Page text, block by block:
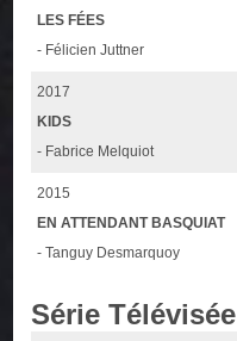
LES FÉES
- Félicien Juttner
2017
KIDS
- Fabrice Melquiot
2015
EN ATTENDANT BASQUIAT
- Tanguy Desmarquoy
Série Télévisée